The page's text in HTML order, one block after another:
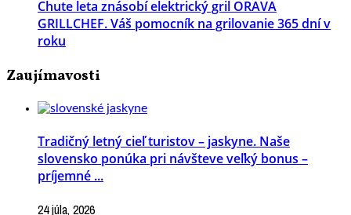
Chute leta znásobí elektrický gril ORAVA
GRILLCHEF. Váš pomocník na grilovanie 365 dní v
roku
Zaujímavosti
Tradičný letný cieľ turistov – jaskyne. Naše
slovensko ponúka pri návšteve veľký bonus –
príjemné ...
24 júla, 2026